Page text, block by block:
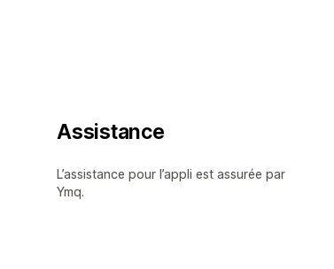
Assistance
L’assistance pour l’appli est assurée par
Ymq.